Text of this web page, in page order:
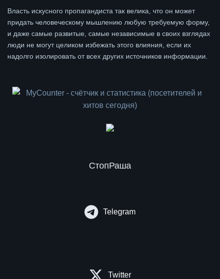
Власть искусного пропагандиста так велика, что он может
придать человеческому мышлению любую требуемую форму,
и даже самые развитые, самые независимые в своих взглядах
люди не могут целиком избежать этого влияния, если их
надолго изолировать от всех других источников информации.
СтопРаша
Telegram
Twitter